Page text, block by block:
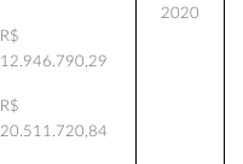
R$
12.946.790,29
R$
20.511.720,84
2020